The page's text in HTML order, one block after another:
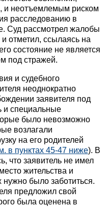
и неотъемлемым риском
расследованию в
Суд рассмотрел жалобы
отметил, ссылаясь на
состояние не является
под стражей.
и судебного
неоднократно
заявителя под
и специальные
было невозможно
возлагали
на его родителей
в пунктах 45-47 ниже). В
что заявитель не имел
жительства и
было заботиться.
предложил свой
была оценена в